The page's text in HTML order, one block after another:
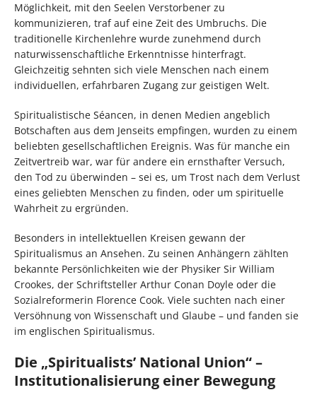
Möglichkeit, mit den Seelen Verstorbener zu
kommunizieren, traf auf eine Zeit des Umbruchs. Die
traditionelle Kirchenlehre wurde zunehmend durch
naturwissenschaftliche Erkenntnisse hinterfragt.
Gleichzeitig sehnten sich viele Menschen nach einem
individuellen, erfahrbaren Zugang zur geistigen Welt.
Spiritualistische Séancen, in denen Medien angeblich
Botschaften aus dem Jenseits empfingen, wurden zu einem
beliebten gesellschaftlichen Ereignis. Was für manche ein
Zeitvertreib war, war für andere ein ernsthafter Versuch,
den Tod zu überwinden – sei es, um Trost nach dem Verlust
eines geliebten Menschen zu finden, oder um spirituelle
Wahrheit zu ergründen.
Besonders in intellektuellen Kreisen gewann der
Spiritualismus an Ansehen. Zu seinen Anhängern zählten
bekannte Persönlichkeiten wie der Physiker Sir William
Crookes, der Schriftsteller Arthur Conan Doyle oder die
Sozialreformerin Florence Cook. Viele suchten nach einer
Versöhnung von Wissenschaft und Glaube – und fanden sie
im englischen Spiritualismus.
Die „Spiritualists’ National Union“ –
Institutionalisierung einer Bewegung